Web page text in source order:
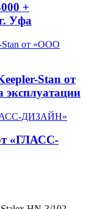
+
Уфа
Stan от
«ГЛАСС-